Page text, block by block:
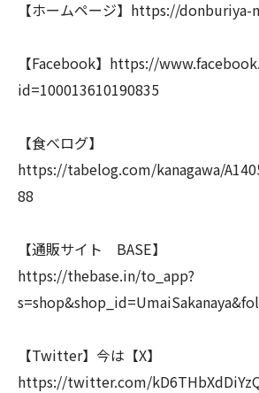
【ホームページ】https://
【Facebook】https://
id=100013610190835
【食べログ】
https://tabelog.com/kanagawa/
88
【通販サイト BASE】
https://thebase.in/to_app?
【Twitter】今は【X】
https://twitter.com/